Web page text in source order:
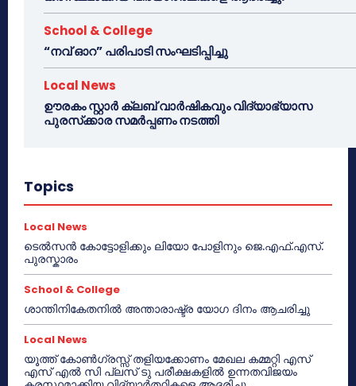
School & College
“നവ് ഓറ” പരിപാടി സംഘടിപ്പിച്ചു
Local News
ഊരകം സ്റ്റാർ ക്ലബ് വാർഷികവും വിദ്യാഭ്യാസ
പുരസ്‌ക്കാര സമർപ്പണം നടത്തി
Topics
Local News
ടെൽസൻ കോട്ടോളിക്കും ലിയോ പോളിനും ജെ.എഫ്.എസ്.
പുരസ്കാരം
School & College
ശാന്തിനികേതനിൽ അന്താരാഷ്ട്ര യോഗ ദിനം ആചരിച്ചു
Local News
യൂത്ത് കോൺഗ്രസ്സ് തളിയക്കോണം മേഖല കമ്മറ്റി എസ്
എസ് എൽ സി പ്ലസ് ടു പരീക്ഷകളിൽ ഉന്നതവിജയം